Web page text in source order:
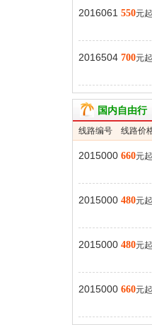
2016061 550元起
2016504 700元起
国内自由行
线路编号 线路价
2015000 660元起
2015000 480元起
2015000 480元起
2015000 660元起